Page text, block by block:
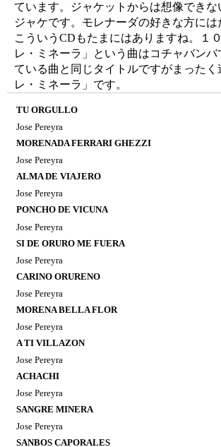
ています。ジャケットからは想像できな
ジャケです。モレナーダの好きな方には
こういうCDもたまにはありますね。１
レ・ミネーラ」という曲はコチャバンバ
ている曲と同じタイトルですがまったく
レ・ミネーラ」です。
TU ORGULLO
Jose Pereyra
MORENADA FERRARI GHEZZI
Jose Pereyra
ALMA DE VIAJERO
Jose Pereyra
PONCHO DE VICUNA
Jose Pereyra
SI DE ORURO ME FUERA
Jose Pereyra
CARINO ORURENO
Jose Pereyra
MORENA BELLA FLOR
Jose Pereyra
A TI VILLAZON
Jose Pereyra
ACHACHI
Jose Pereyra
SANGRE MINERA
Jose Pereyra
SANBOS CAPORALES